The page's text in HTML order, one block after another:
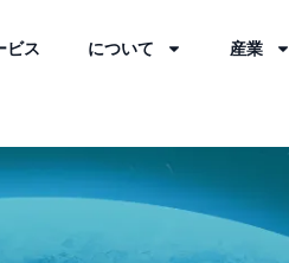
ビス について 産業